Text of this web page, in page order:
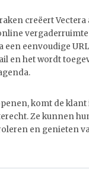
creëert
een eenvoudige
en het wordt
komt de klant
Ze kunnen
en genieten